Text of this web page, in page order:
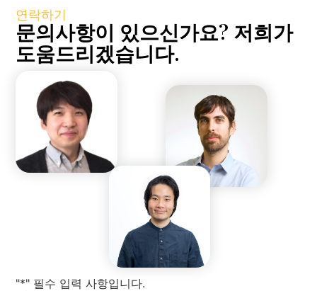
연락하기
문의사항이 있으신가요? 저희가
도움드리겠습니다.
"*" 필수 입력 사항입니다.